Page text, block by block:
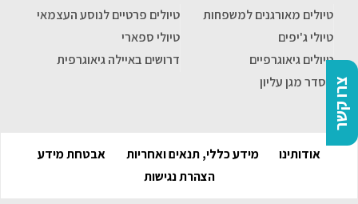
צרו קשר
טיולים מאורגנים למשפחות
טיולים פרטיים לנוסע העצמאי
טיולי ג'יפים
טיולי ספארי
טיולים גיאוגרפיים
דרושים באיילה גיאוגרפית
הסדר מגן עליון
אודותינו מידע כללי, תנאים ואחריות
אבטחת מידע
הצהרת נגישות